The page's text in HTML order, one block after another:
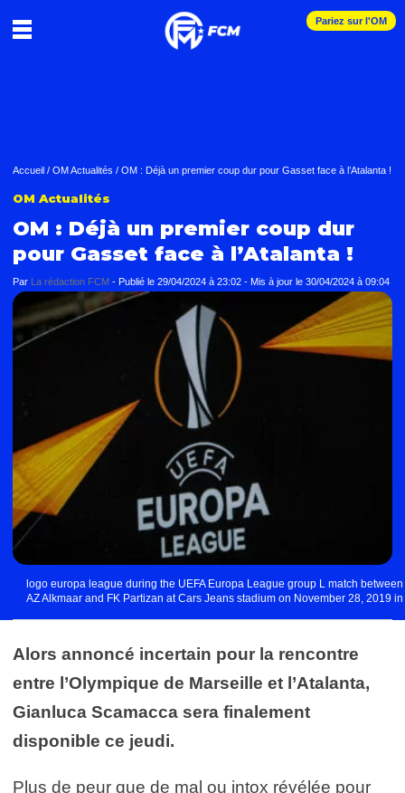
Pariez sur l'OM
Accueil / OM Actualités / OM : Déjà un premier coup dur pour Gasset face à l’Atalanta !
OM Actualités
OM : Déjà un premier coup dur
pour Gasset face à l’Atalanta !
Par La rédaction FCM - Publié le 29/04/2024 à 23:02 - Mis à jour le 30/04/2024 à 09:04
logo europa league during the UEFA Europa League group L match between
AZ Alkmaar and FK Partizan at Cars Jeans stadium on November 28, 2019 in
Alors annoncé incertain pour la rencontre
entre l’Olympique de Marseille et l’Atalanta,
Gianluca Scamacca sera finalement
disponible ce jeudi.
Plus de peur que de mal ou intox révélée pour